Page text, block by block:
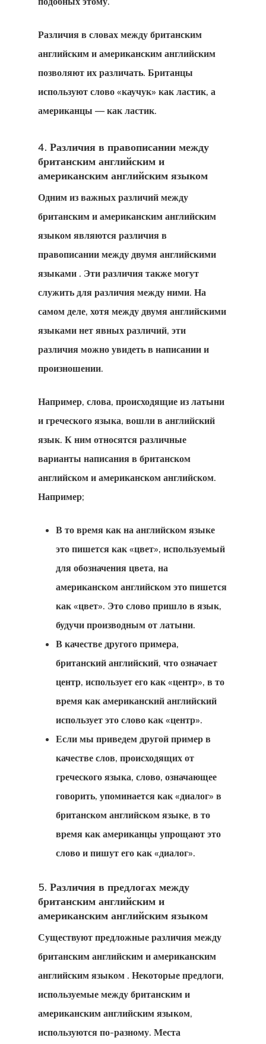
Различия в словах между британским
английским и американским английским
позволяют их различать. Британцы
используют слово «каучук» как ластик, а
американцы — как ластик.
4. Различия в правописании между
британским английским и
американским английским языком
Одним из важных различий между
британским и американским английским
языком являются различия в
правописании между двумя английскими
языками . Эти различия также могут
служить для различия между ними. На
самом деле, хотя между двумя английскими
языками нет явных различий, эти
различия можно увидеть в написании и
произношении.
Например, слова, происходящие из латыни
и греческого языка, вошли в английский
язык. К ним относятся различные
варианты написания в британском
английском и американском английском.
Например;
В то время как на английском языке
это пишется как «цвет», используемый
для обозначения цвета, на
американском английском это пишется
как «цвет». Это слово пришло в язык,
будучи производным от латыни.
В качестве другого примера,
британский английский, что означает
центр, использует его как «центр», в то
время как американский английский
использует это слово как «центр».
Если мы приведем другой пример в
качестве слов, происходящих от
греческого языка, слово, означающее
говорить, упоминается как «диалог» в
британском английском языке, в то
время как американцы упрощают это
слово и пишут его как «диалог».
5. Различия в предлогах между
британским английским и
американским английским языком
Существуют предложные различия между
британским английским и американским
английским языком . Некоторые предлоги,
используемые между британским и
американским английским языком,
используются по-разному. Места
Соглашение
Соглашение
Латвийская
Программа
Стартап-
Латвия
Наши Офисы
Турции
Новостная
Оплата
Оформить
Результат
Об Оплате
Поисковый
Запрос
Политика
Данных
Цена Агента
Программа
Стартап-
Эстонию
Стартап-
Финляндию
Товары
Финляндия
Эстония
Эстония
Эстонская
Программа